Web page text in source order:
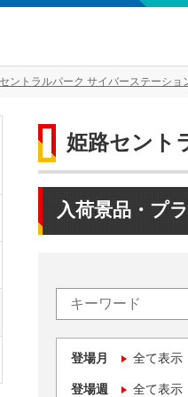
ントラルパーク サイバーステーショ
姫路セント
入荷景品・プ
登場月 全て表示
登場週 全て表示